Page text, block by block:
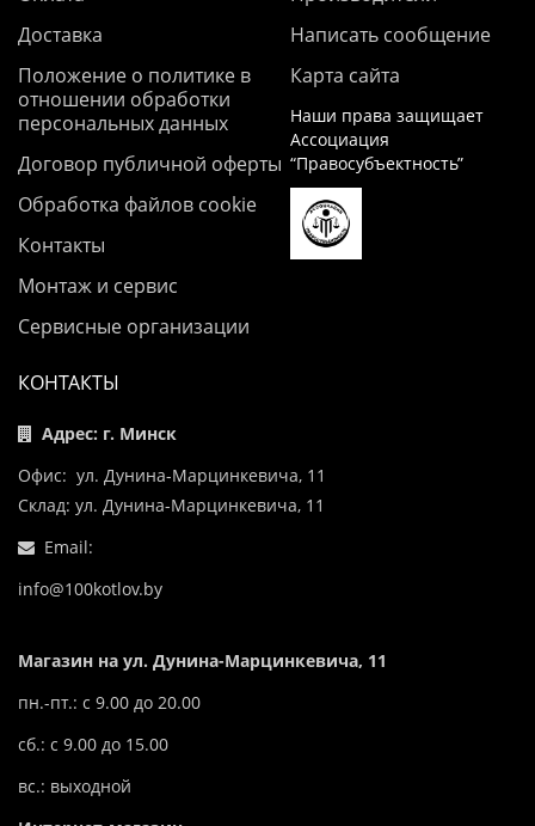
Доставка
Положение о политике в
отношении обработки
персональных данных
Договор публичной оферты
Обработка файлов cookie
Контакты
Монтаж и сервис
Сервисные организации
Написать сообщение
Карта сайта
Наши права защищает
Ассоциация
“Правосубъектность”
КОНТАКТЫ
Адрес: г. Минск
Офис: ул. Дунина-Марцинкевича, 11
Склад: ул. Дунина-Марцинкевича, 11
Email:
info@100kotlov.by
Магазин на ул. Дунина-Марцинкевича, 11
пн.-пт.: с 9.00 до 20.00
сб.: с 9.00 до 15.00
вс.: выходной